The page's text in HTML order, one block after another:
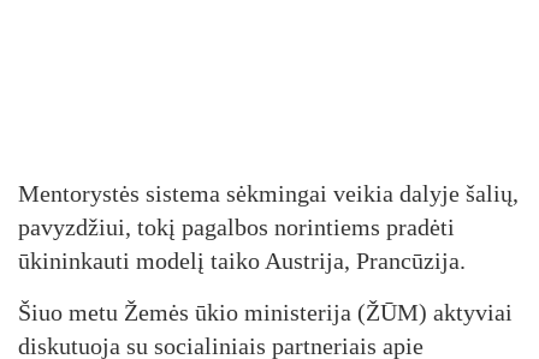
Mentorystės sistema sėkmingai veikia dalyje šalių,
pavyzdžiui, tokį pagalbos norintiems pradėti
ūkininkauti modelį taiko Austrija, Prancūzija.
Šiuo metu Žemės ūkio ministerija (ŽŪM) aktyviai
diskutuoja su socialiniais partneriais apie